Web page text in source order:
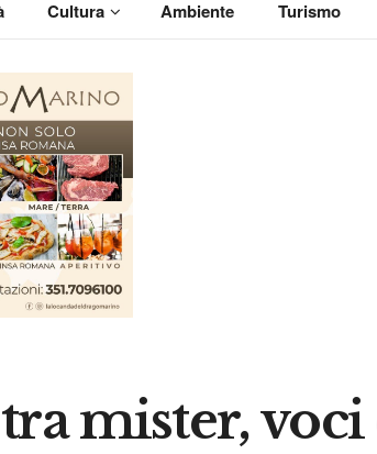
Cultura Ambiente Turismo
mister, voci